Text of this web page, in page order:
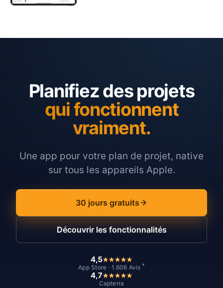
Planifiez des projets
qui fonctionnent
vraiment.
Une app pour votre plan de projet, native
sur tous les appareils Apple.
30 jours gratuits
Découvrir les fonctionnalités
4,5
App Store · 1.606 Avis *
4,7
Capterra